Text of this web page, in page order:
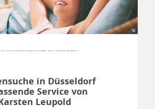
in Düsseldorf
Service von
Leupold